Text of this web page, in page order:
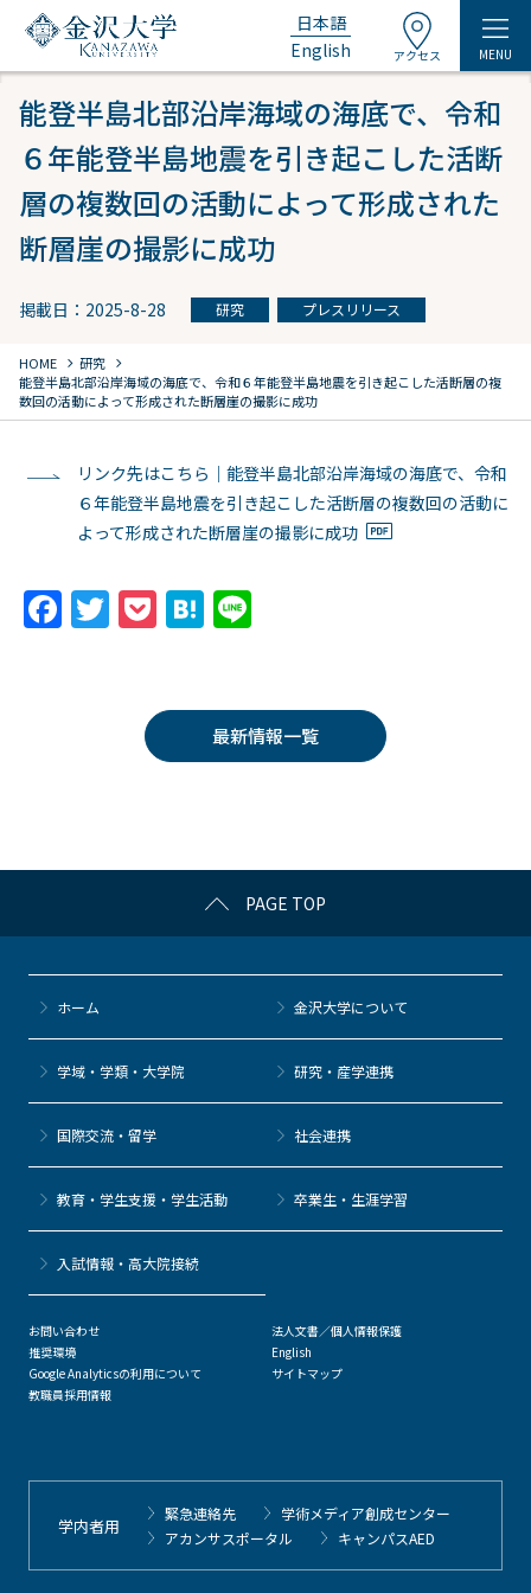
日本語
English
アクセス MENU
能登半島北部沿岸海域の海底で、令和
６年能登半島地震を引き起こした活断
層の複数回の活動によって形成された
断層崖の撮影に成功
掲載日：2025-8-28 研究 プレスリリース
HOME chevron_right 研究 chevron_right
能登半島北部沿岸海域の海底で、令和６年能登半島地震を引き起こした活断層の複
数回の活動によって形成された断層崖の撮影に成功
リンク先はこちら｜能登半島北部沿岸海域の海底で、令和
６年能登半島地震を引き起こした活断層の複数回の活動に
よって形成された断層崖の撮影に成功
F
k
T
er
P
k
et
H
n
a
最新情報一覧
PAGE TOP
ホーム 金沢大学について
学域・学類・大学院 研究・産学連携
国際交流・留学 社会連携
教育・学生支援・学生活動 卒業生・生涯学習
⼊試情報・高大院接続
お問い合わせ
推奨環境
Google Analyticsの利用について
教職員採用情報
法人文書／個人情報保護
English
サイトマップ
学内者用
緊急連絡先
学術メディア創成センター
アカンサスポータル
キャンパスAED